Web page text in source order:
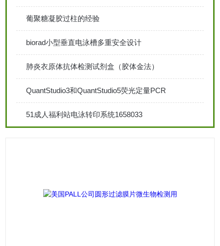
葡聚糖凝胶过柱的经验
biorad小型垂直电泳槽多重安全设计
肺炎衣原体抗体检测试剂盒（胶体金法）
QuantStudio3和QuantStudio5荧光定量PCR
51成人福利站电泳转印系统1658033